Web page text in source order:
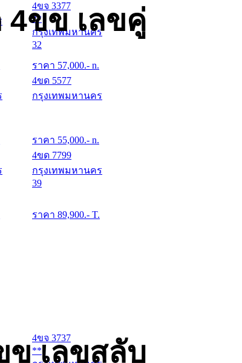
ขข เลขคู่
4ขจ 3377
**
กรุงเทพมหานคร
32
ราคา 57,000.- n.
4ขด 5577
กรุงเทพมหานคร
ราคา 55,000.- n.
4ขด 7799
กรุงเทพมหานคร
39
ราคา 89,900.- T.
เลขสลับ
4ขจ 3737
**